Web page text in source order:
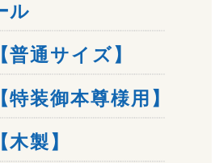
ル
通サイズ】
装御本尊様用】
製】